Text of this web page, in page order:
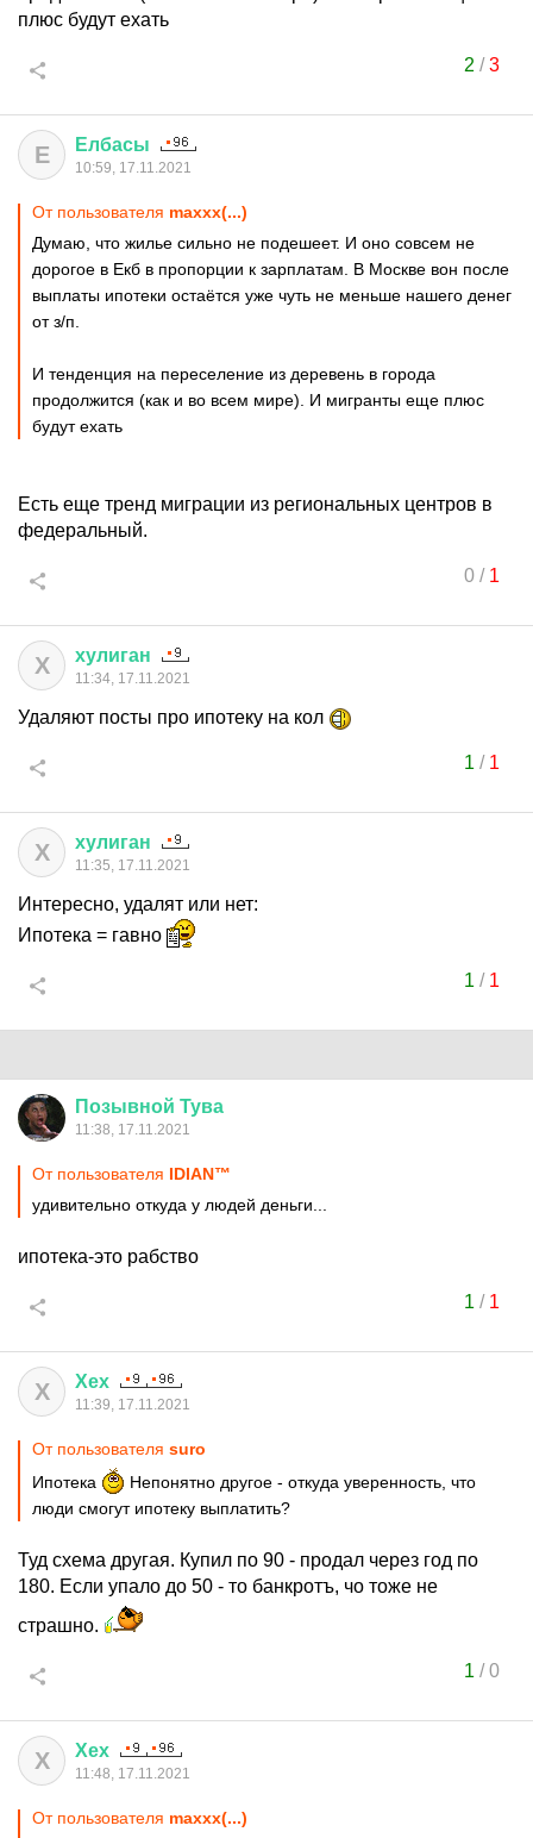
плюс будут ехать
2 /3
Е Елбасы
10:59, 17.11.2021
От пользователя maxxx(...)
Думаю, что жилье сильно не подешеет. И оно совсем не
дорогое в Екб в пропорции к зарплатам. В Москве вон после
выплаты ипотеки остаётся уже чуть не меньше нашего денег
от з/п.
И тенденция на переселение из деревень в города
продолжится (как и во всем мире). И мигранты еще плюс
будут ехать
Есть еще тренд миграции из региональных центров в
федеральный.
0/ 1
Х хулиган
11:34, 17.11.2021
Удаляют посты про ипотеку на кол
1 / 1
Х хулиган
11:35, 17.11.2021
Интересно, удалят или нет:
Ипотека = гавно
1 / 1
Позывной Тува
11:38, 17.11.2021
От пользователя IDIАN™
удивительно откуда у людей деньги...
ипотека-это рабство
1 / 1
Х Хех
11:39, 17.11.2021
От пользователя surо
Ипотека
Непонятно другое - откуда уверенность, что
люди смогут ипотеку выплатить?
Туд схема другая. Купил по 90 - продал через год по
180. Если упало до 50 - то банкротъ, чо тоже не
страшно.
1 /0
Х Хех
11:48, 17.11.2021
От пользователя maxxx(...)